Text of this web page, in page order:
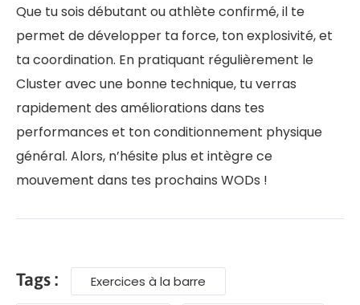
Que tu sois débutant ou athlète confirmé, il te
permet de développer ta force, ton explosivité, et
ta coordination. En pratiquant régulièrement le
Cluster avec une bonne technique, tu verras
rapidement des améliorations dans tes
performances et ton conditionnement physique
général. Alors, n’hésite plus et intègre ce
mouvement dans tes prochains WODs !
Tags : Exercices à la barre